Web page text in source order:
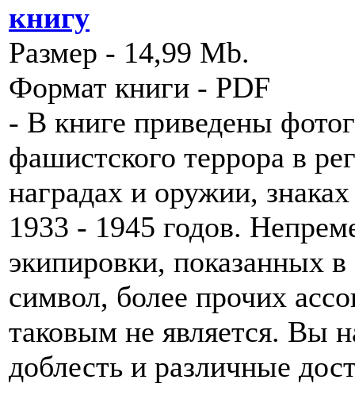
книгу
Размер - 14,99 Mb.
Формат книги - PDF
- В книге приведены
фашистского террора в
наградах и оружии,
1933 - 1945 годов.
экипировки, показанных в
символ, более прочих
таковым не является. Вы
доблесть и различные